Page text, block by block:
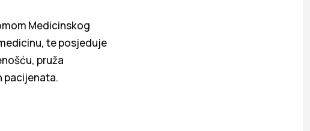
Medicinskog
te posjeduje
pruža
pacijenata.